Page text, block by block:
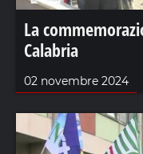
La
Calabria
02 novembre 2024